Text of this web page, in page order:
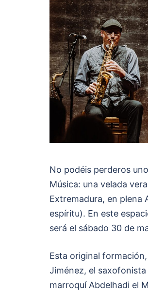
No podéis perderos
Música: una velada
Extremadura, en plena
espíritu). En este
será el sábado 30 de
Esta original
Jiménez, el
marroquí Abdelhadi el